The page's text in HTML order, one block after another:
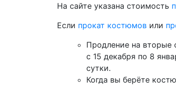
На сайте указана стоимость
Если прокат костюмов или
Продление на вторые
с 15 декабря по 8
сутки.
Когда вы берёте